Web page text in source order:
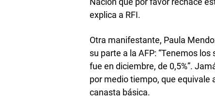
explica a RFI.
Otra manifestante, Paula
su parte a la AFP: “Tenemos
fue en diciembre, de 0,5%”.
por medio tiempo, que equivale
canasta básica.